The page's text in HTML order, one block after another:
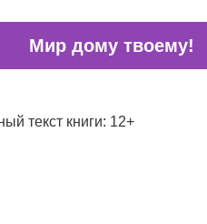
Мир дому твоему!
текст книги: 12+